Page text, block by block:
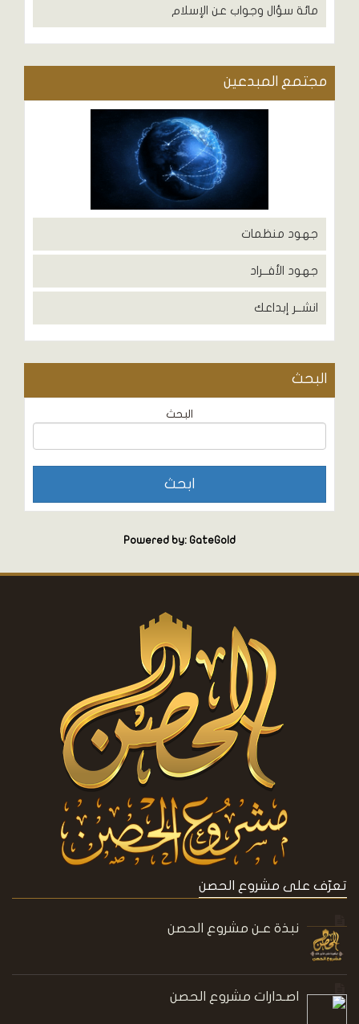
مائة سؤال وجواب عن الإسلام
مجتمع المبدعين
جهود منظمات
جهود الأفــراد
انشــر إبداعك
البحث
البحث
Powered by: GateGold
تعرّف على مشروع الحصن
نبذة عـن مشروع الحصن
اصـدارات مشروع الحصن